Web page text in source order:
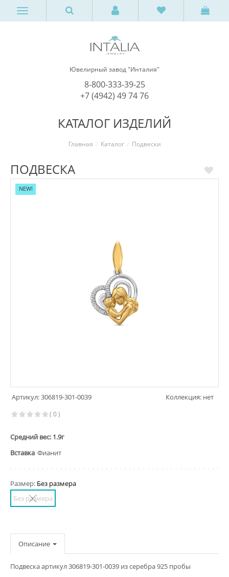
Ювелирный завод "Инталия"
8-800-333-39-25
+7 (4942) 49 74 76
КАТАЛОГ ИЗДЕЛИЙ
Главная Каталог Подвески
ПОДВЕСКА
NEW!
Артикул: 306819-301-0039 Коллекция: нет
( 0 )
Средний вес: 1.9г
Вставка Фианит
Размер: Без размера
Без размера
Описание
Подвеска артикул 306819-301-0039 из серебра 925 пробы